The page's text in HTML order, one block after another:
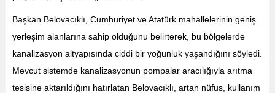
Başkan Belovacıklı, Cumhuriyet ve Atatürk mahallelerinin geniş
yerleşim alanlarına sahip olduğunu belirterek, bu bölgelerde
kanalizasyon altyapısında ciddi bir yoğunluk yaşandığını söyledi.
Mevcut sistemde kanalizasyonun pompalar aracılığıyla arıtma
tesisine aktarıldığını hatırlatan Belovacıklı, artan nüfus, kullanım